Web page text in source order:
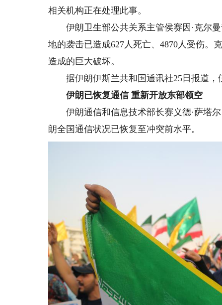
相关机构正在处理此事。
伊朗卫生部公共关系主管侯赛因·克尔曼
地的袭击已造成627人死亡、4870人受伤。
造成的巨大破坏。
据伊朗伊斯兰共和国通讯社25日报道，
伊朗已恢复通信 重新开放东部领空
伊朗通信和信息技术部长赛义德·萨塔尔
朗全国通信状况已恢复至冲突前水平。